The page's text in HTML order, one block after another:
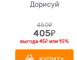
Дорисуй
450₽
405₽
выгода45₽или10%